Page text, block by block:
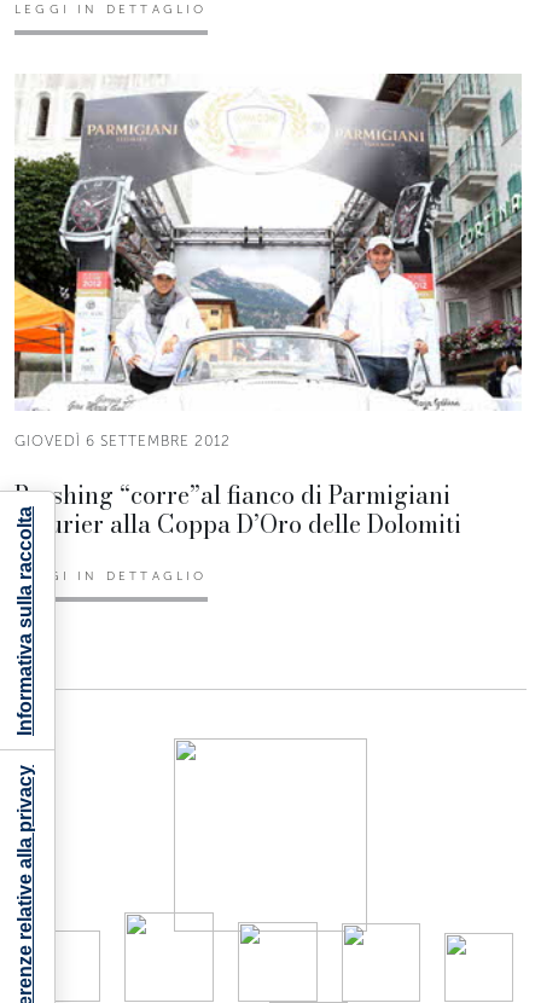
LEGGI IN DETTAGLIO
GIOVEDÌ 6 SETTEMBRE 2012
Pershing “corre”al fianco di Parmigiani
Fleurier alla Coppa D’Oro delle Dolomiti
LEGGI IN DETTAGLIO
Le tue preferenze relative alla privacy
Informativa sulla raccolta